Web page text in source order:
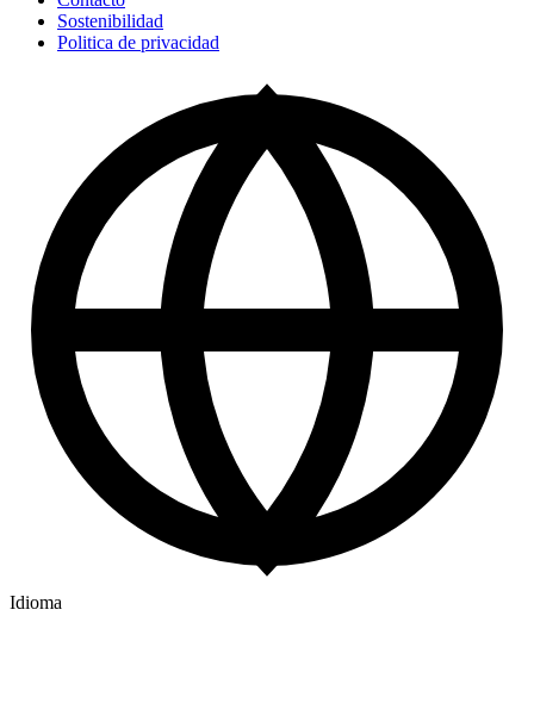
Sostenibilidad
Politica de privacidad
Idioma